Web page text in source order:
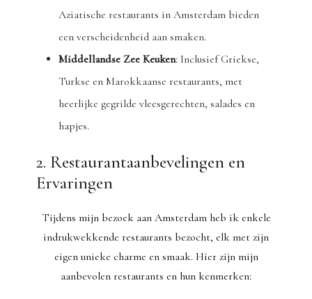
Aziatische restaurants in Amsterdam bieden
een verscheidenheid aan smaken.
Middellandse Zee Keuken: Inclusief Griekse,
Turkse en Marokkaanse restaurants, met
heerlijke gegrilde vleesgerechten, salades en
hapjes.
2. Restaurantaanbevelingen en
Ervaringen
Tijdens mijn bezoek aan Amsterdam heb ik enkele
indrukwekkende restaurants bezocht, elk met zijn
eigen unieke charme en smaak. Hier zijn mijn
aanbevolen restaurants en hun kenmerken: